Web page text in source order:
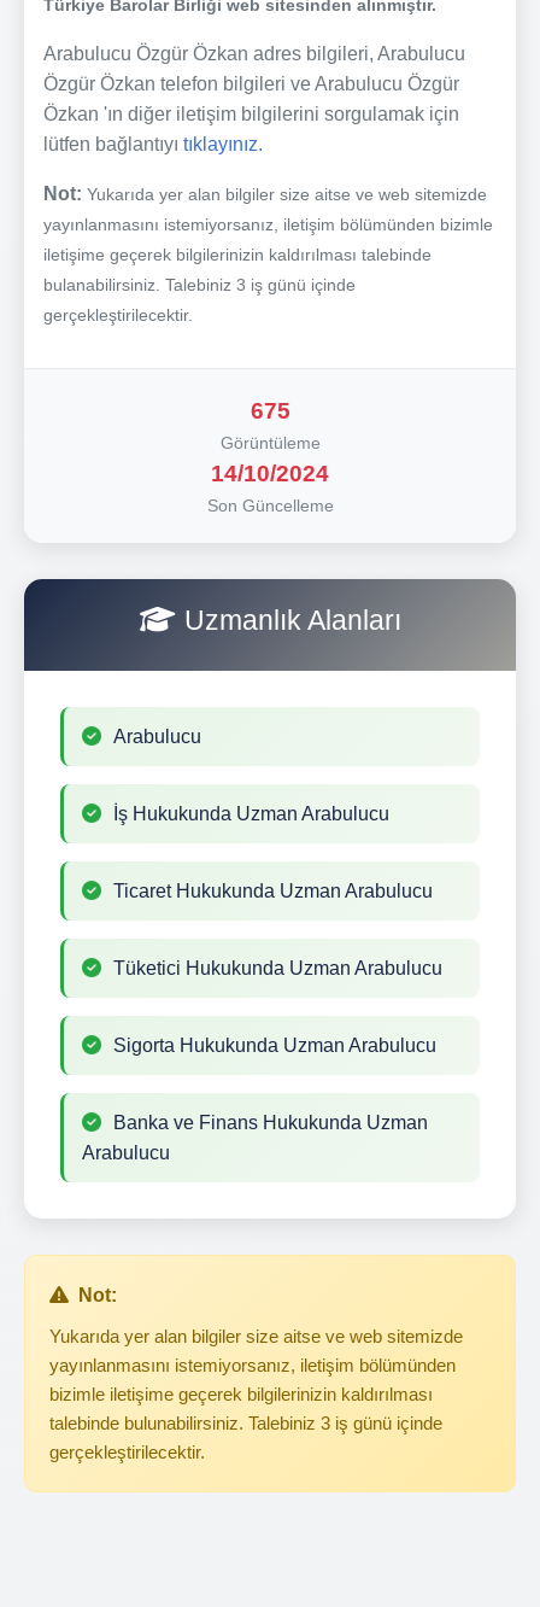
Türkiye Barolar Birliği web sitesinden alınmıştır.
Arabulucu Özgür Özkan adres bilgileri, Arabulucu
Özgür Özkan telefon bilgileri ve Arabulucu Özgür
Özkan 'ın diğer iletişim bilgilerini sorgulamak için
lütfen bağlantıyı tıklayınız.
Not: Yukarıda yer alan bilgiler size aitse ve web sitemizde
yayınlanmasını istemiyorsanız, iletişim bölümünden bizimle
iletişime geçerek bilgilerinizin kaldırılması talebinde
bulanabilirsiniz. Talebiniz 3 iş günü içinde
gerçekleştirilecektir.
675
Görüntüleme
14/10/2024
Son Güncelleme
Uzmanlık Alanları
Arabulucu
İş Hukukunda Uzman Arabulucu
Ticaret Hukukunda Uzman Arabulucu
Tüketici Hukukunda Uzman Arabulucu
Sigorta Hukukunda Uzman Arabulucu
Banka ve Finans Hukukunda Uzman
Arabulucu
Not:
Yukarıda yer alan bilgiler size aitse ve web sitemizde
yayınlanmasını istemiyorsanız, iletişim bölümünden
bizimle iletişime geçerek bilgilerinizin kaldırılması
talebinde bulunabilirsiniz. Talebiniz 3 iş günü içinde
gerçekleştirilecektir.